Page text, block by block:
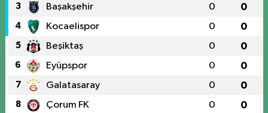
3 Başakşehir 0 0
4 Kocaelispor 0 0
5 Beşiktaş 0 0
6 Eyüpspor 0 0
7 Galatasaray 0 0
8 Çorum FK 0 0